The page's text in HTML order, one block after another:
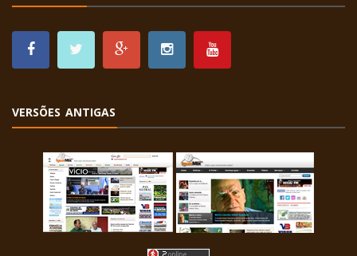
VERSÕES ANTIGAS